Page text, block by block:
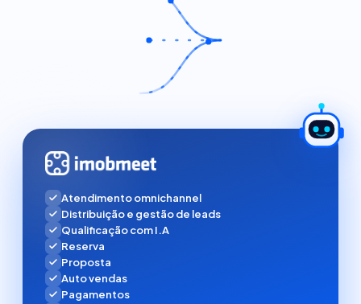
Atendimento omnichannel
Distribuição e gestão de leads
Qualificação com I.A
Reserva
Proposta
Auto vendas
Pagamentos